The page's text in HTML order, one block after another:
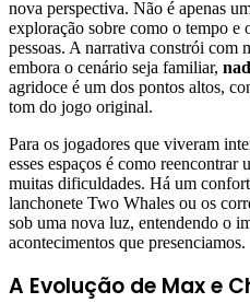
nova perspectiva. Não é apenas
exploração sobre como o tempo e
pessoas. A narrativa constrói com
embora o cenário seja familiar,
agridoce é um dos pontos altos,
tom do jogo original.
Para os jogadores que viveram
esses espaços é como
muitas dificuldades. Há um
lanchonete Two Whales ou os
sob uma nova luz, entendendo o
acontecimentos que presenciamos.
A Evolução de Max e